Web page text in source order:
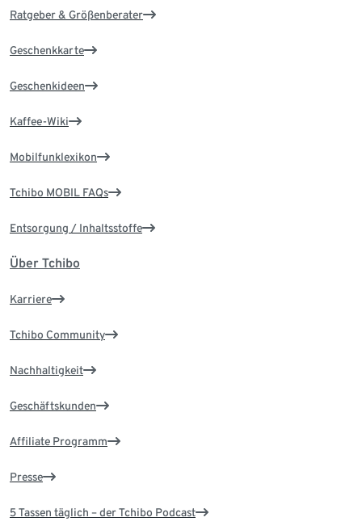
Ratgeber & Größenberater
Geschenkkarte
Geschenkideen
Kaffee-Wiki
Mobilfunklexikon
Tchibo MOBIL FAQs
Entsorgung / Inhaltsstoffe
Über Tchibo
Karriere
Tchibo Community
Nachhaltigkeit
Geschäftskunden
Affiliate Programm
Presse
5 Tassen täglich – der Tchibo Podcast